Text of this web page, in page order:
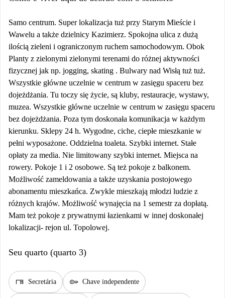
Samo centrum. Super lokalizacja tuż przy Starym Mieście i
Wawelu a także dzielnicy Kazimierz. Spokojna ulica z dużą
ilością zieleni i ograniczonym ruchem samochodowym. Obok
Planty z zielonymi zielonymi terenami do różnej aktywności
fizycznej jak np. jogging, skating . Bulwary nad Wisłą tuż tuż.
Wszystkie główne uczelnie w centrum w zasięgu spaceru bez
dojeżdżania. Tu toczy się życie, są kluby, restauracje, wystawy,
muzea. Wszystkie główne uczelnie w centrum w zasięgu spaceru
bez dojeżdżania. Poza tym doskonała komunikacja w każdym
kierunku. Sklepy 24 h. Wygodne, ciche, ciepłe mieszkanie w
pełni wyposażone. Oddzielna toaleta. Szybki internet. Stałe
opłaty za media. Nie limitowany szybki internet. Miejsca na
rowery. Pokoje 1 i 2 osobowe. Są też pokoje z balkonem.
Możliwość zameldowania a także uzyskania postojowego
abonamentu mieszkańca. Zwykle mieszkają młodzi ludzie z
różnych krajów. Możliwość wynajęcia na 1 semestr za dopłatą.
Mam też pokoje z prywatnymi łazienkami w innej doskonałej
lokalizacji- rejon ul. Topolowej.
Seu quarto (quarto 3)
desk Secretária key Chave independente